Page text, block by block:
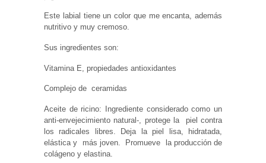
Este labial tiene un color que me encanta, además
nutritivo y muy cremoso.
Sus ingredientes son:
Vitamina E, propiedades antioxidantes
Complejo de ceramidas
Aceite de ricino: Ingrediente considerado como un
anti-envejecimiento natural-, protege la
piel contra
los radicales libres. Deja la piel lisa, hidratada,
elástica y
más joven. Promueve
la producción de
colágeno y elastina.